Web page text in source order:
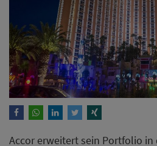
Accor erweitert sein Portfolio